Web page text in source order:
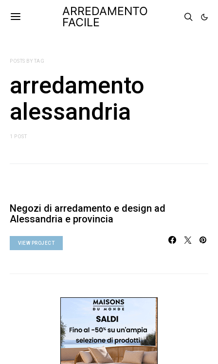
ARREDAMENTO
FACILE
POSTS BY TAG
arredamento
alessandria
1 POST
Negozi di arredamento e design ad
Alessandria e provincia
VIEW PROJECT